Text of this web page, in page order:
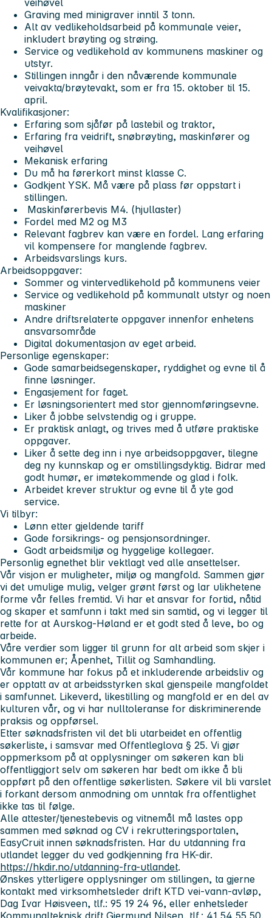
Graving med minigraver inntil 3 tonn.
Alt av vedlikeholdsarbeid på kommunale veier,
inkludert brøyting og strøing.
Service og vedlikehold av kommunens maskiner og
utstyr.
Stillingen inngår i den nåværende kommunale
veivakta/brøytevakt, som er fra 15. oktober til 15.
april.
Kvalifikasjoner:
Erfaring som sjåfør på lastebil og traktor,
Erfaring fra veidrift, snøbrøyting, maskinfører og
veihøvel
Mekanisk erfaring
Du må ha førerkort minst klasse C.
Godkjent YSK. Må være på plass før oppstart i
stillingen.
Maskinførerbevis M4. (hjullaster)
Fordel med M2 og M3
Relevant fagbrev kan være en fordel. Lang erfaring
vil kompensere for manglende fagbrev.
Arbeidsvarslings kurs.
Arbeidsoppgaver:
Sommer og vintervedlikehold på kommunens veier
Service og vedlikehold på kommunalt utstyr og noen
maskiner
Andre driftsrelaterte oppgaver innenfor enhetens
ansvarsområde
Digital dokumentasjon av eget arbeid.
Personlige egenskaper:
Gode samarbeidsegenskaper, ryddighet og evne til å
finne løsninger.
Engasjement for faget.
Er løsningsorientert med stor gjennomføringsevne.
Liker å jobbe selvstendig og i gruppe.
Er praktisk anlagt, og trives med å utføre praktiske
oppgaver.
Liker å sette deg inn i nye arbeidsoppgaver, tilegne
deg ny kunnskap og er omstillingsdyktig. Bidrar med
godt humør, er imøtekommende og glad i folk.
Arbeidet krever struktur og evne til å yte god
service.
Vi tilbyr:
Lønn etter gjeldende tariff
Gode forsikrings- og pensjonsordninger.
Godt arbeidsmiljø og hyggelige kollegaer.
Personlig egnethet blir vektlagt ved alle ansettelser.
Vår visjon er muligheter, miljø og mangfold. Sammen gjør
vi det umulige mulig, velger grønt først og lar ulikhetene
forme vår felles fremtid. Vi har et ansvar for fortid, nåtid
og skaper et samfunn i takt med sin samtid, og vi legger til
rette for at Aurskog-Høland er et godt sted å leve, bo og
arbeide.
Våre verdier som ligger til grunn for alt arbeid som skjer i
kommunen er; Åpenhet, Tillit og Samhandling.
Vår kommune har fokus på et inkluderende arbeidsliv og
er opptatt av at arbeidsstyrken skal gjenspeile mangfoldet
i samfunnet. Likeverd, likestilling og mangfold er en del av
kulturen vår, og vi har nulltoleranse for diskriminerende
praksis og oppførsel.
Etter søknadsfristen vil det bli utarbeidet en offentlig
søkerliste, i samsvar med Offentleglova § 25. Vi gjør
oppmerksom på at opplysninger om søkeren kan bli
offentliggjort selv om søkeren har bedt om ikke å bli
oppført på den offentlige søkerlisten. Søkere vil bli varslet
i forkant dersom anmodning om unntak fra offentlighet
ikke tas til følge.
Alle attester/tjenestebevis og vitnemål må lastes opp
sammen med søknad og CV i rekrutteringsportalen,
EasyCruit innen søknadsfristen. Har du utdanning fra
utlandet legger du ved godkjenning fra HK-dir.
https://hkdir.no/utdanning-fra-utlandet.
Ønskes ytterligere opplysninger om stillingen, ta gjerne
kontakt med virksomhetsleder drift KTD vei-vann-avløp,
Dag Ivar Høisveen, tlf.: 95 19 24 96, eller enhetsleder
Kommunalteknisk drift Gjermund Nilsen, tlf.: 41 54 55 50.